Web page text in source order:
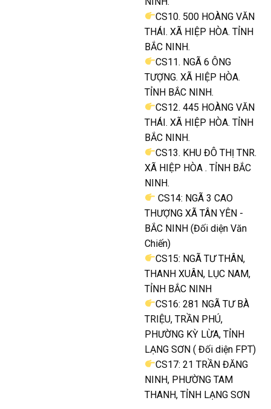
CS10. 500 HOÀNG VĂN
THÁI. XÃ HIỆP HÒA. TỈNH
BẮC NINH.
CS11. NGÃ 6 ÔNG
TƯỢNG. XÃ HIỆP HÒA.
TỈNH BẮC NINH.
CS12. 445 HOÀNG VĂN
THÁI. XÃ HIỆP HÒA. TỈNH
BẮC NINH.
CS13. KHU ĐÔ THỊ TNR.
XÃ HIỆP HÒA . TỈNH BẮC
NINH.
CS14: NGÃ 3 CAO
THƯỢNG XÃ TÂN YÊN -
BẮC NINH (Đối diện Văn
Chiến)
CS15: NGÃ TƯ THÂN,
THANH XUÂN, LỤC NAM,
TỈNH BẮC NINH
CS16: 281 NGÃ TƯ BÀ
TRIỆU, TRẦN PHÚ,
PHƯỜNG KỲ LỪA, TỈNH
LẠNG SƠN ( Đối diện FPT)
CS17: 21 TRẦN ĐĂNG
NINH, PHƯỜNG TAM
THANH, TỈNH LẠNG SƠN